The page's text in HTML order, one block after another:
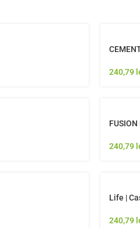
240,79
240,79
Life |
240,79